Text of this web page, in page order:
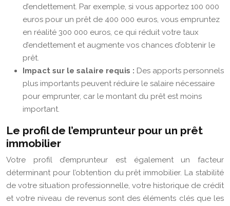
d’endettement. Par exemple, si vous apportez 100 000
euros pour un prêt de 400 000 euros, vous empruntez
en réalité 300 000 euros, ce qui réduit votre taux
d’endettement et augmente vos chances d’obtenir le
prêt.
Impact sur le salaire requis : Des apports personnels
plus importants peuvent réduire le salaire nécessaire
pour emprunter, car le montant du prêt est moins
important.
Le profil de l’emprunteur pour un prêt
immobilier
Votre profil d’emprunteur est également un facteur
déterminant pour l’obtention du prêt immobilier. La stabilité
de votre situation professionnelle, votre historique de crédit
et votre niveau de revenus sont des éléments clés que les